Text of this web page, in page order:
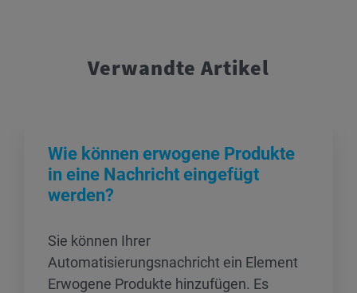
Verwandte Artikel
Wie können erwogene Produkte
in eine Nachricht eingefügt
werden?
Sie können Ihrer
Automatisierungsnachricht ein Element
Erwogene Produkte hinzufügen. Es